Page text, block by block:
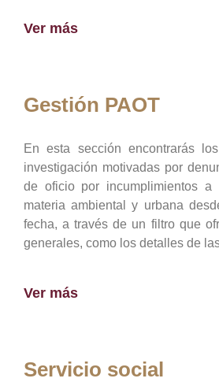
Ver más
Gestión PAOT
En esta sección encontrarás
investigación motivadas por
de oficio por incumplimientos a
materia ambiental y urbana
fecha, a través de un filtro que
generales, como los detalles de
Ver más
Servicio social